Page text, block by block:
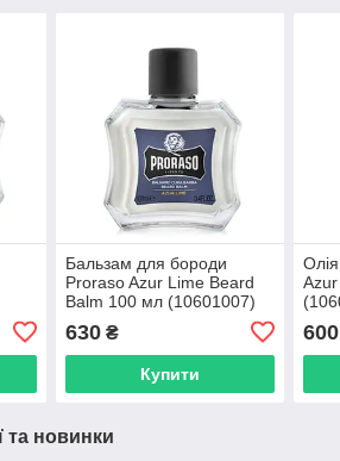
Бальзам для бороди
Proraso Azur Lime Beard
Balm 100 мл (10601007)
630₴
Купити
600
та новинки